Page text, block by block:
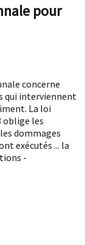
pour
concerne
qui interviennent
La loi
oblige les
dommages
exécutés ... la
-